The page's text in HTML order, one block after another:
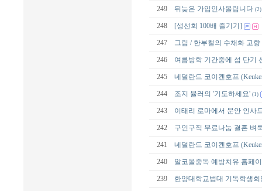
249 뒤늦은 가입인사올립니다 (2)
248 [생선회 100배 즐기기]
247 그림 / 한부철의 수채화 고
246 여름방학 기간중에 섬 단기
245 네덜란드 코이켄호프
244 조지 뮬러의 '기도하세요' (1)
243 이태리 로마에서 문안 인사
242 구인구직 무료나눔 결혼 벼
241 네덜란드 코이켄호프
240 알코올중독 예방치유 홈페
239 한양대학교법대 기독학생회